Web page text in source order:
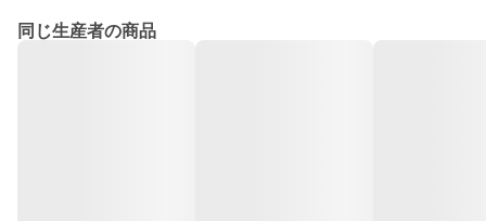
同じ生産者の商品